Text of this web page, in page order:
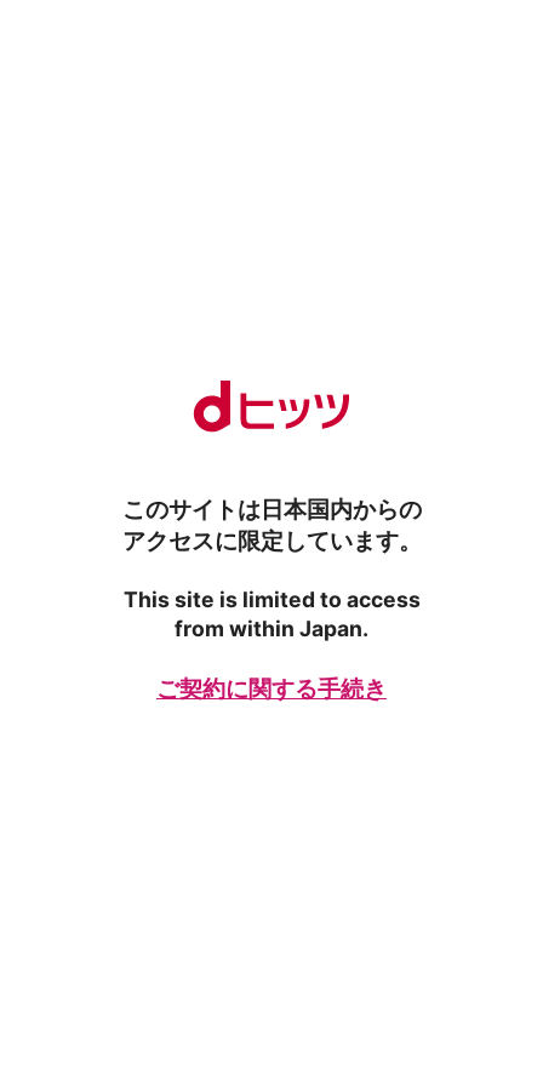
このサイトは日本国内からの
アクセスに限定しています。
This site is limited to access
from within Japan.
ご契約に関する手続き